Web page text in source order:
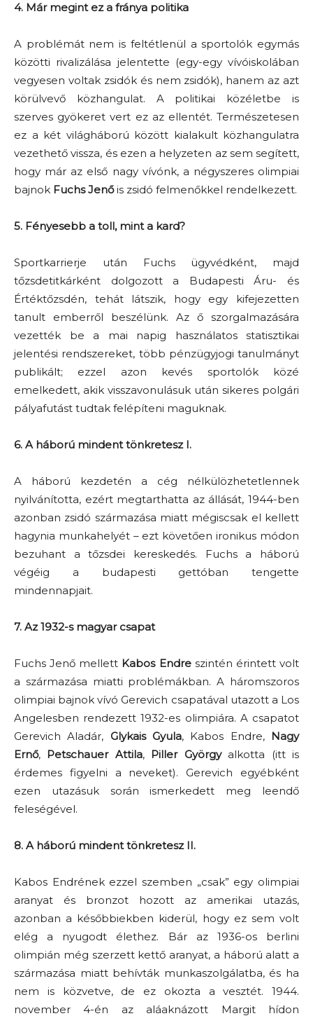
4. Már megint ez a fránya politika
A problémát nem is feltétlenül a sportolók egymás
közötti rivalizálása jelentette (egy-egy vívóiskolában
vegyesen voltak zsidók és nem zsidók), hanem az azt
körülvevő közhangulat. A politikai közéletbe is
szerves gyökeret vert ez az ellentét. Természetesen
ez a két világháború között kialakult közhangulatra
vezethető vissza, és ezen a helyzeten az sem segített,
hogy már az első nagy vívónk, a négyszeres olimpiai
bajnok Fuchs Jenőis zsidó felmenőkkel rendelkezett.
5. Fényesebb a toll, mint a kard?
Sportkarrierje után Fuchs ügyvédként, majd
tőzsdetitkárként dolgozott a Budapesti Áru- és
Értéktőzsdén, tehát látszik, hogy egy kifejezetten
tanult emberről beszélünk. Az ő szorgalmazására
vezették be a mai napig használatos statisztikai
jelentési rendszereket, több pénzügyjogi tanulmányt
publikált; ezzel azon kevés sportolók közé
emelkedett, akik visszavonulásuk után sikeres polgári
pályafutást tudtak felépíteni maguknak.
6. A háború mindent tönkretesz I.
A háború kezdetén a cég nélkülözhetetlennek
nyilvánította, ezért megtarthatta az állását, 1944-ben
azonban zsidó származása miatt mégiscsak el kellett
hagynia munkahelyét – ezt követően ironikus módon
bezuhant a tőzsdei kereskedés. Fuchs a háború
végéig a budapesti gettóban tengette
mindennapjait.
7. Az 1932-s magyar csapat
Fuchs Jenő mellett Kabos Endreszintén érintett volt
a származása miatti problémákban. A háromszoros
olimpiai bajnok vívó Gerevich csapatával utazott a Los
Angelesben rendezett 1932-es olimpiára. A csapatot
Gerevich Aladár, Glykais Gyula, Kabos Endre, Nagy
Ernő, Petschauer Attila, Piller Györgyalkotta (itt is
érdemes figyelni a neveket). Gerevich egyébként
ezen utazásuk során ismerkedett meg leendő
feleségével.
8. A háború mindent tönkretesz II.
Kabos Endrének ezzel szemben „csak” egy olimpiai
aranyat és bronzot hozott az amerikai utazás,
azonban a későbbiekben kiderül, hogy ez sem volt
elég a nyugodt élethez. Bár az 1936-os berlini
olimpián még szerzett kettő aranyat, a háború alatt a
származása miatt behívták munkaszolgálatba, és ha
nem is közvetve, de ez okozta a vesztét. 1944.
november 4-én az aláaknázott Margit hídon